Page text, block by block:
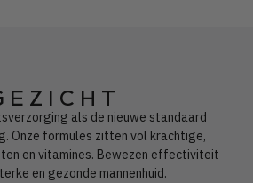
als de nieuwe standaard
Onze formules zitten vol krachtige,
en vitamines. Bewezen effectiviteit
en gezonde mannenhuid.